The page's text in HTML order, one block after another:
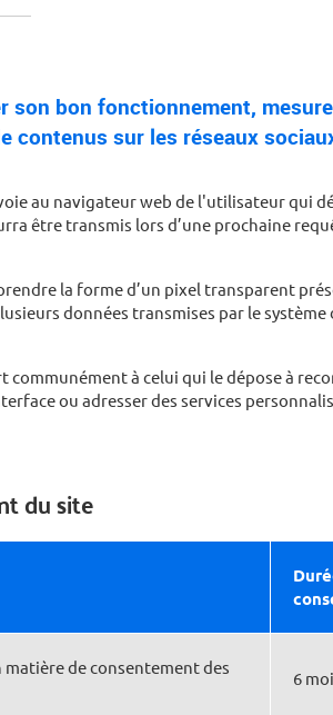
bon fonctionnement,
contenus sur les réseaux
au navigateur web de l'utilisateur qui
être transmis lors d’une prochaine
la forme d’un pixel transparent
données transmises par le
à celui qui le dépose à
ou adresser des services
du site
matière de consentement des
6